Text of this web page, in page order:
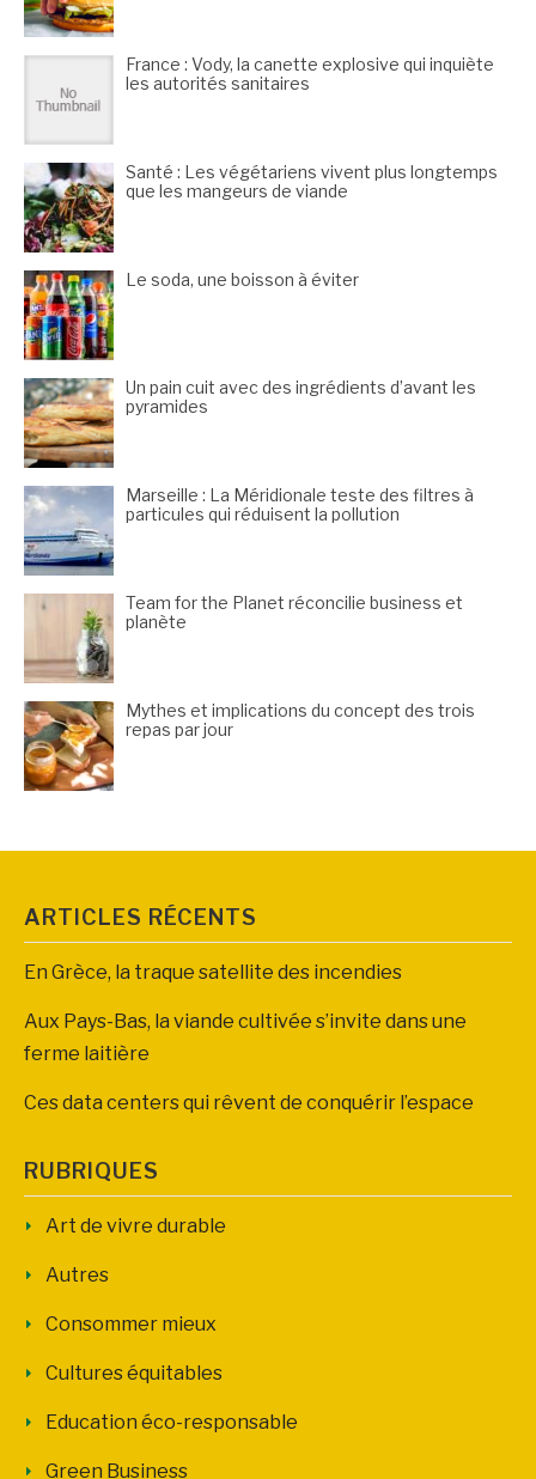
France : Vody, la canette explosive qui inquiète
les autorités sanitaires
Santé : Les végétariens vivent plus longtemps
que les mangeurs de viande
Le soda, une boisson à éviter
Un pain cuit avec des ingrédients d’avant les
pyramides
Marseille : La Méridionale teste des filtres à
particules qui réduisent la pollution
Team for the Planet réconcilie business et
planète
Mythes et implications du concept des trois
repas par jour
ARTICLES RÉCENTS
En Grèce, la traque satellite des incendies
Aux Pays-Bas, la viande cultivée s’invite dans une
ferme laitière
Ces data centers qui rêvent de conquérir l’espace
RUBRIQUES
Art de vivre durable
Autres
Consommer mieux
Cultures équitables
Education éco-responsable
Green Business